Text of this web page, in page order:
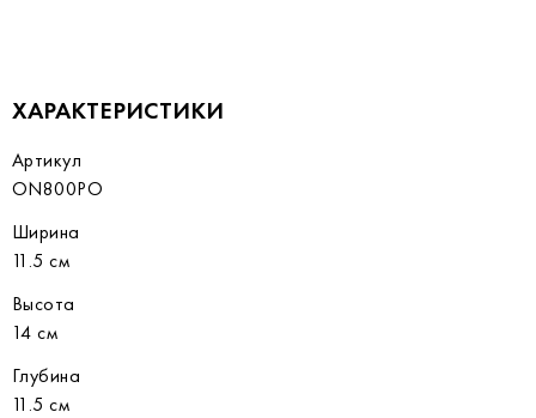
ХАРАКТЕРИСТИКИ
Артикул
ON800PO
Ширина
11.5 см
Высота
14 см
Глубина
11.5 см